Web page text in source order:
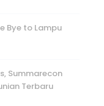
Bye to Lampu
Summarecon
Terbaru